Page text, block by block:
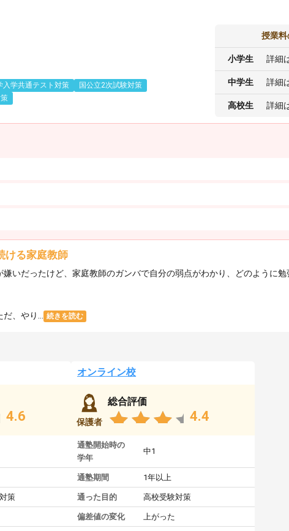
入学共通テスト対策
国公立2次試験対策
授業
小学生 詳細
中学生 詳細
高校生 詳細
ける家庭教師
いだったけど、家庭教師のガンバで自分の弱点がわかり、どのように
、やり... 続きを読む
4.6
策
オンライン校
保護者
総合評価
4.4
通塾開始時の
学年
中1
通塾期間 1年以上
通った目的 高校受験対策
偏差値の変化 上がった